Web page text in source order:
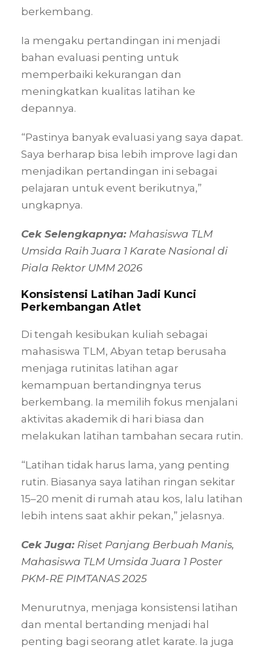
berkembang.
Ia mengaku pertandingan ini menjadi
bahan evaluasi penting untuk
memperbaiki kekurangan dan
meningkatkan kualitas latihan ke
depannya.
“Pastinya banyak evaluasi yang saya dapat.
Saya berharap bisa lebih improve lagi dan
menjadikan pertandingan ini sebagai
pelajaran untuk event berikutnya,”
ungkapnya.
Cek Selengkapnya: Mahasiswa TLM
Umsida Raih Juara 1 Karate Nasional di
Piala Rektor UMM 2026
Konsistensi Latihan Jadi Kunci
Perkembangan Atlet
Di tengah kesibukan kuliah sebagai
mahasiswa TLM, Abyan tetap berusaha
menjaga rutinitas latihan agar
kemampuan bertandingnya terus
berkembang. Ia memilih fokus menjalani
aktivitas akademik di hari biasa dan
melakukan latihan tambahan secara rutin.
“Latihan tidak harus lama, yang penting
rutin. Biasanya saya latihan ringan sekitar
15–20 menit di rumah atau kos, lalu latihan
lebih intens saat akhir pekan,” jelasnya.
Cek Juga: Riset Panjang Berbuah Manis,
Mahasiswa TLM Umsida Juara 1 Poster
PKM-RE PIMTANAS 2025
Menurutnya, menjaga konsistensi latihan
dan mental bertanding menjadi hal
penting bagi seorang atlet karate. Ia juga